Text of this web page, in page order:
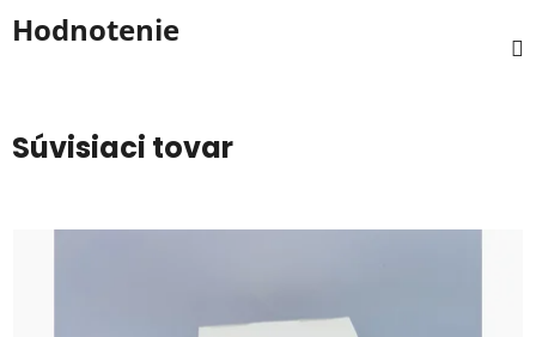
Hodnotenie
Súvisiaci tovar